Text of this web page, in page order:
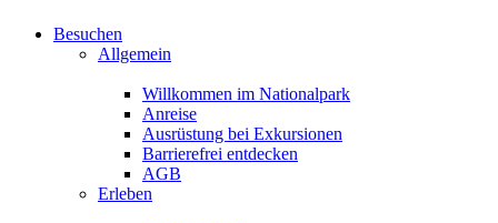
Besuchen
Allgemein
Willkommen im Nationalpark
Anreise
Ausrüstung bei Exkursionen
Barrierefrei entdecken
AGB
Erleben